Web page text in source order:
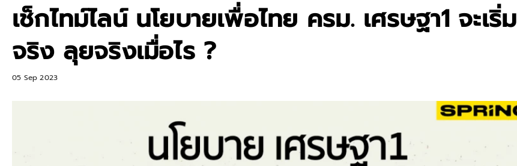
เช็กไทม์ไลน์ นโยบายเพื่อไทย ครม. เศรษฐา1 จะเริ่ม
จริง ลุยจริงเมื่อไร ?
05 Sep 2023